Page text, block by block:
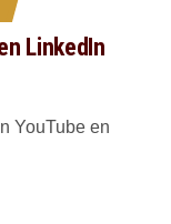
LinkedIn
YouTube en